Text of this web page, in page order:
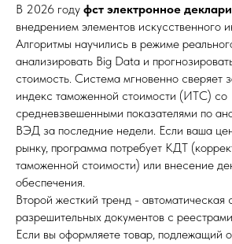
В 2026 году фст электронное
внедрением элементов искусственного
Алгоритмы научились в режиме
анализировать Big Data и
стоимость. Система мгновенно сверяет
индекс таможенной стоимости (ИТС) со
средневзвешенными показателями по
ВЭД за последние недели. Если ваша
рынку, программа потребует КДТ
таможенной стоимости) или внесение
обеспечения.
Второй жесткий тренд - автоматическая
разрешительных документов с
Если вы оформляете товар, подлежащий